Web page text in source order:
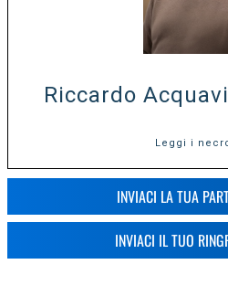
Riccardo
Leggi i
INVIACI LA TUA
INVIACI IL TUO